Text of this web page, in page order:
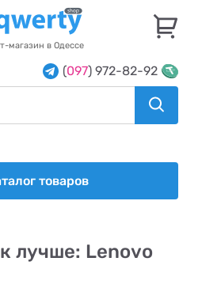
магазин в Одессе
(097) 972-82-92
товаров
лучше: Lenovo